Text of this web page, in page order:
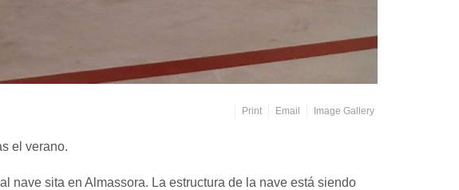
Print Email Image Gallery
el verano.
nave sita en Almassora. La estructura de la nave está siendo